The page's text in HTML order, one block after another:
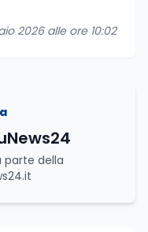
2026 alle ore 10:02
parte della